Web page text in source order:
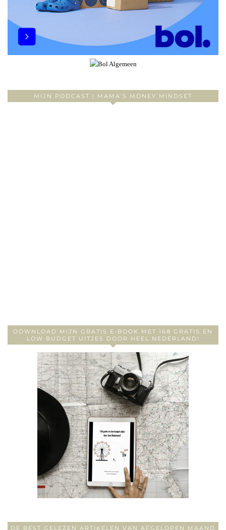
MIJN PODCAST | MAMA’S MONEY MINDSET
DOWNLOAD MIJN GRATIS E-BOOK MET 168 GRATIS EN
LOW BUDGET UITJES DOOR HEEL NEDERLAND!
DE BEST GELEZEN ARTIKELEN VAN AFGELOPEN MAAND